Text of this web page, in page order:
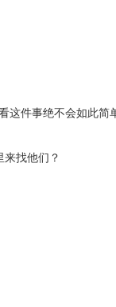
这件事绝不会如此简
找他们？